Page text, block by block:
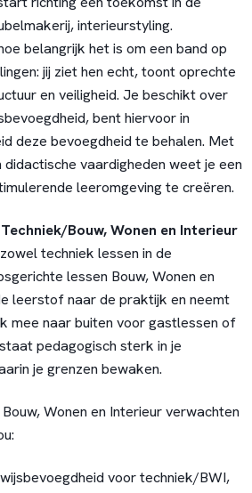
interieurstyling.
belangrijk het is om een band op
jij ziet hen echt, toont oprechte
en veiligheid. Je beschikt over
bent hiervoor in
deze bevoegdheid te behalen. Met
didactische vaardigheden weet je een
leeromgeving te creëren.
Bouw, Wonen en Interieur
techniek lessen in de
lessen Bouw, Wonen en
leerstof naar de praktijk en neemt
mee naar buiten voor gastlessen of
pedagogisch sterk in je
je grenzen bewaken.
Wonen en Interieur verwachten
voor techniek/BWI,